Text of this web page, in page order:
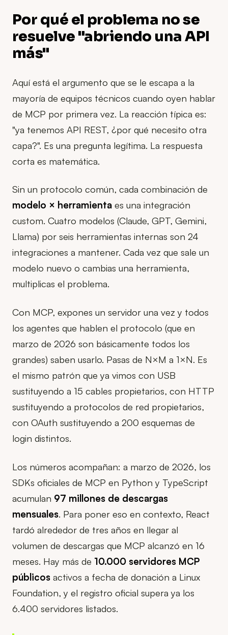
Por qué el problema no se
resuelve "abriendo una API
más"
Aquí está el argumento que se le escapa a la
mayoría de equipos técnicos cuando oyen hablar
de MCP por primera vez. La reacción típica es:
"ya tenemos API REST, ¿por qué necesito otra
capa?". Es una pregunta legítima. La respuesta
corta es matemática.
Sin un protocolo común, cada combinación de
modelo × herramienta es una integración
custom. Cuatro modelos (Claude, GPT, Gemini,
Llama) por seis herramientas internas son 24
integraciones a mantener. Cada vez que sale un
modelo nuevo o cambias una herramienta,
multiplicas el problema.
Con MCP, expones un servidor una vez y todos
los agentes que hablen el protocolo (que en
marzo de 2026 son básicamente todos los
grandes) saben usarlo. Pasas de N×M a 1×N. Es
el mismo patrón que ya vimos con USB
sustituyendo a 15 cables propietarios, con HTTP
sustituyendo a protocolos de red propietarios,
con OAuth sustituyendo a 200 esquemas de
login distintos.
Los números acompañan: a marzo de 2026, los
SDKs oficiales de MCP en Python y TypeScript
acumulan 97 millones de descargas
mensuales. Para poner eso en contexto, React
tardó alrededor de tres años en llegar al
volumen de descargas que MCP alcanzó en 16
meses. Hay más de 10.000 servidores MCP
públicos activos a fecha de donación a Linux
Foundation, y el registro oficial supera ya los
6.400 servidores listados.